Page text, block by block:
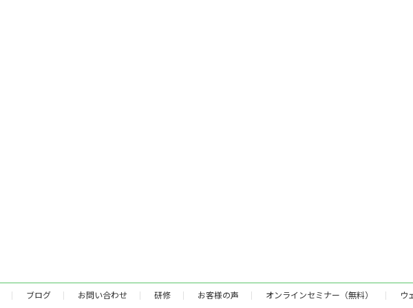
ブログ お問い合わせ 研修 お客様の声 オンラインセミナー（無料） ウ